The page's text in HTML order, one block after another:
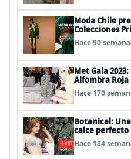
Moda Chile
Colecciones
Hace 90
Met Gala
Alfombra Roja
Hace 170
Botanical:
calce perfecto
Hace 184